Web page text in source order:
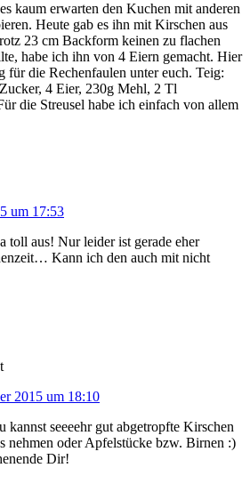
kaum erwarten den Kuchen mit anderen
Heute gab es ihn mit Kirschen aus
23 cm Backform keinen zu flachen
habe ich ihn von 4 Eiern gemacht. Hier
für die Rechenfaulen unter euch. Teig:
4 Eier, 230g Mehl, 2 Tl
die Streusel habe ich einfach von allem
um 17:53
toll aus! Nur leider ist gerade eher
Kann ich den auch mit nicht
2015 um 18:10
kannst seeeehr gut abgetropfte Kirschen
nehmen oder Apfelstücke bzw. Birnen :)
Dir!